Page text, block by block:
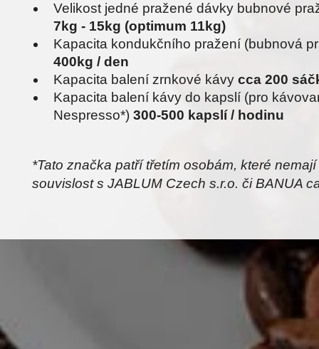
Velikost jedné pražené dávky bubnové
7kg - 15kg (optimum 11kg)
Kapacita kondukčního pražení (bubnová
400kg / den
Kapacita balení zrnkové kávy cca 200
Kapacita balení kávy do kapslí (pro
Nespresso*) 300-500 kapslí / hodinu
*Tato značka patří třetím osobám, které
souvislost s JABLUM Czech s.r.o. či BANUA